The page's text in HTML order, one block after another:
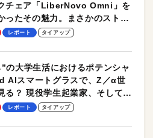
チェア「LiberNovo Omni」を
ったその魅力。まさかのストレ
搭載
レポート タイアップ
の大学生活におけるポテンシャ
AIスマートグラスで、Z／α世
る？ 現役学生起業家、そして教
験会レポート【PR】
レポート タイアップ